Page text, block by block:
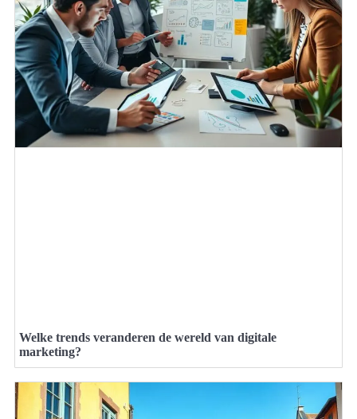
Welke trends veranderen de wereld van digitale
marketing?